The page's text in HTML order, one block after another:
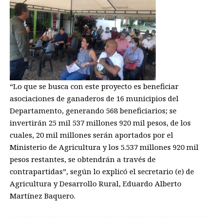
“Lo que se busca con este proyecto es beneficiar
asociaciones de ganaderos de 16 municipios del
Departamento, generando 568 beneficiarios; se
invertirán 25 mil 537 millones 920 mil pesos, de los
cuales, 20 mil millones serán aportados por el
Ministerio de Agricultura y los 5.537 millones 920 mil
pesos restantes, se obtendrán a través de
contrapartidas”, según lo explicó el secretario (e) de
Agricultura y Desarrollo Rural, Eduardo Alberto
Martínez Baquero.